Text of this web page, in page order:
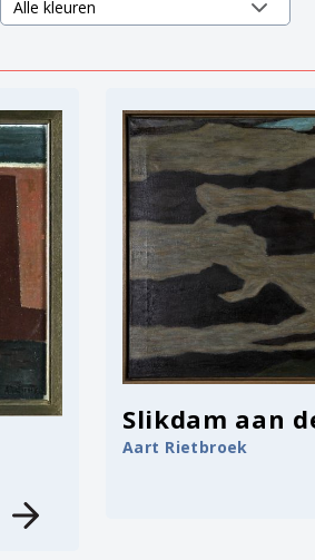
Slikdam aan
Aart Rietbroek